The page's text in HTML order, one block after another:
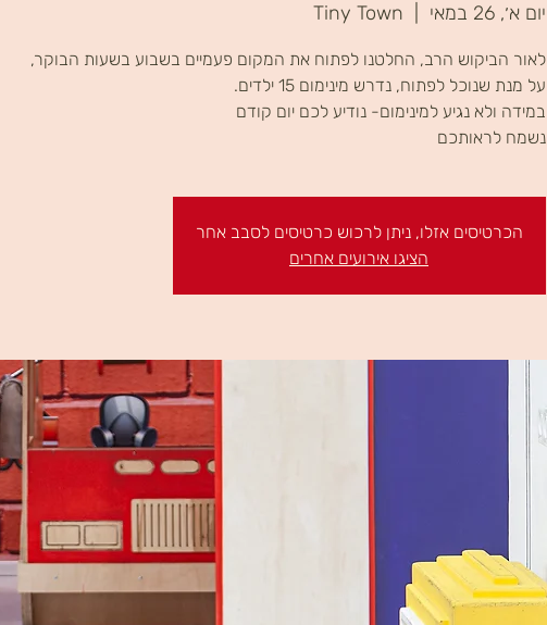
יום א׳, 26 במאי Tiny Town
נשמח לראותכם
הכרטיסים אזלו, ניתן לרכוש כרטיסים לסבב אחר
הציגו אירועים אחרים